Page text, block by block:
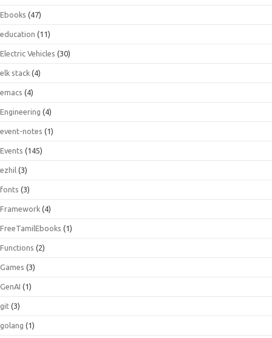
Ebooks (47)
education (11)
Electric Vehicles (30)
elk stack (4)
emacs (4)
Engineering (4)
event-notes (1)
Events (145)
ezhil (3)
fonts (3)
Framework (4)
FreeTamilEbooks (1)
Functions (2)
Games (3)
GenAI (1)
git (3)
golang (1)